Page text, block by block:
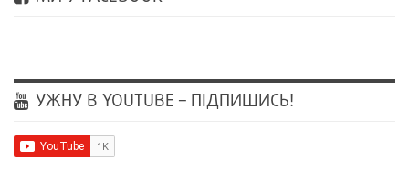
УЖНУ В YOUTUBE – ПІДПИШИСЬ!